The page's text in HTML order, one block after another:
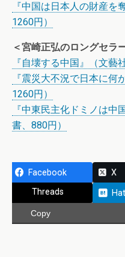
『中国は日本人の財産を
1260円）
＜宮崎正弘のロングセラ
『自壊する中国』（文藝
『震災大不況で日本に何
1260円）
『中東民主化ドミノは中
書、880円）
Facebook X
Threads
Copy